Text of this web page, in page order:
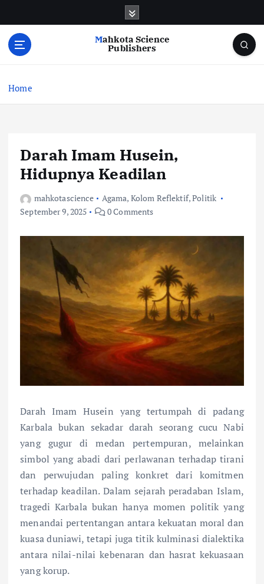
o
Mahkota Science
Publishers
Home
Darah Imam Husein,
Hidupnya Keadilan
mahkotascience Agama, Kolom Reflektif,Politik
September 9, 2025
0 Comments
Darah Imam Husein yang tertumpah di padang
Karbala bukan sekadar darah seorang cucu Nabi
yang gugur di medan pertempuran, melainkan
simbol yang abadi dari perlawanan terhadap tirani
dan perwujudan paling konkret dari komitmen
terhadap keadilan. Dalam sejarah peradaban Islam,
tragedi Karbala bukan hanya momen politik yang
menandai pertentangan antara kekuatan moral dan
kuasa duniawi, tetapi juga titik kulminasi dialektika
antara nilai-nilai kebenaran dan hasrat kekuasaan
yang korup.